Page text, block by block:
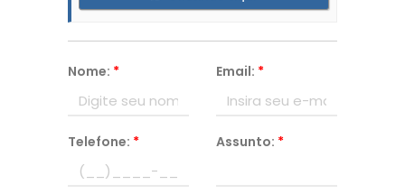
Nome: * Email: *
Telefone: * Assunto: *